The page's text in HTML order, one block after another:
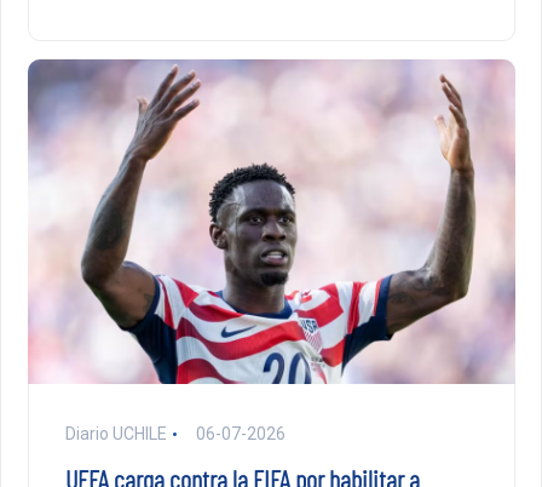
Diario UCHILE 06-07-2026
UEFA carga contra la FIFA por habilitar a